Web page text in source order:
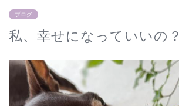
ブログ
私、幸せになっていいの？